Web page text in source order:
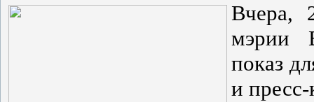
Вчера,
мэрии
показ
и